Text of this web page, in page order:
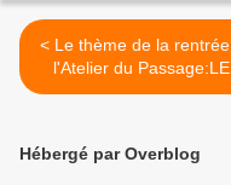
< Le thème de la rentrée à
l'Atelier du Passage:LE
CIRQUE
Hébergé par Overblog